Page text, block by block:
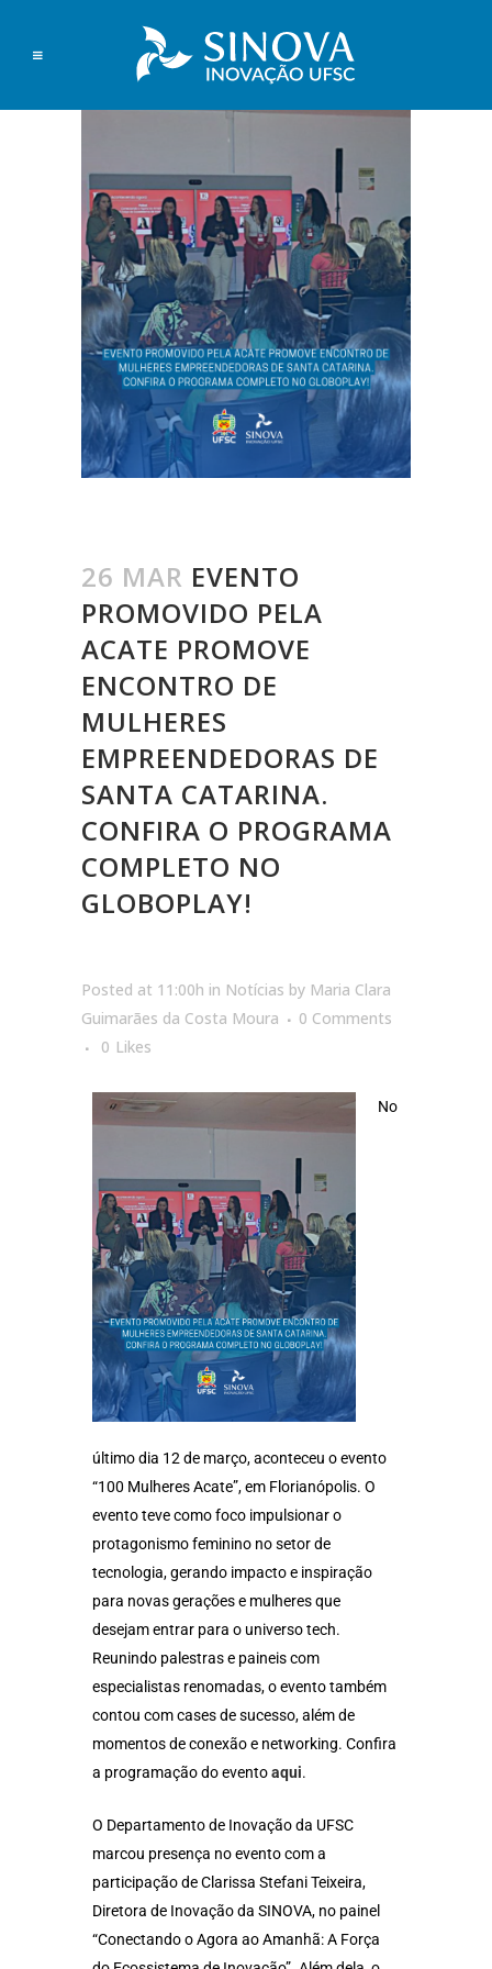
26 MAR EVENTO
PROMOVIDO PELA
ACATE PROMOVE
ENCONTRO DE
MULHERES
EMPREENDEDORAS DE
SANTA CATARINA.
CONFIRA O PROGRAMA
COMPLETO NO
GLOBOPLAY!
Posted at 11:00h in Notícias by Maria Clara
Guimarães da Costa Moura
0 Comments
0 Likes
No
último dia 12 de março, aconteceu o evento
“100 Mulheres Acate”, em Florianópolis. O
evento teve como foco impulsionar o
protagonismo feminino no setor de
tecnologia, gerando impacto e inspiração
para novas gerações e mulheres que
desejam entrar para o universo tech.
Reunindo palestras e paineis com
especialistas renomadas, o evento também
contou com cases de sucesso, além de
momentos de conexão e networking. Confira
a programação do eventoaqui.
O Departamento de Inovação da UFSC
marcou presença no evento com a
participação de Clarissa Stefani Teixeira,
Diretora de Inovação da SINOVA, no painel
“Conectando o Agora ao Amanhã: A Força